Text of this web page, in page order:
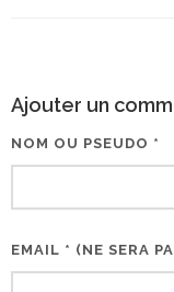
Ajouter un
NOM OU PSEUDO *
EMAIL * (NE SERA